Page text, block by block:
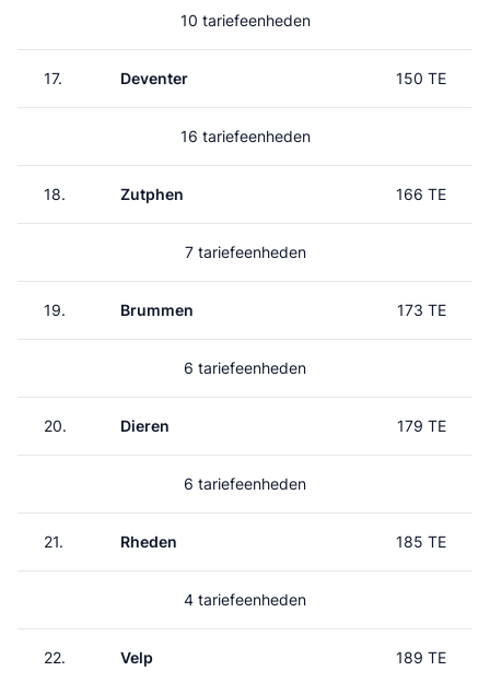
10 tariefeenheden
17. Deventer 150 TE
16 tariefeenheden
18. Zutphen 166 TE
7 tariefeenheden
19. Brummen 173 TE
6 tariefeenheden
20. Dieren 179 TE
6 tariefeenheden
21. Rheden 185 TE
4 tariefeenheden
22. Velp 189 TE